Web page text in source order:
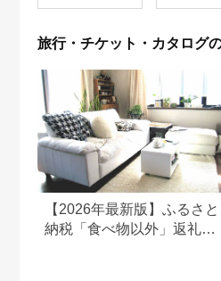
旅行・チケット・カタログ
【2026年最新版】ふるさと
納税「食べ物以外」返礼品